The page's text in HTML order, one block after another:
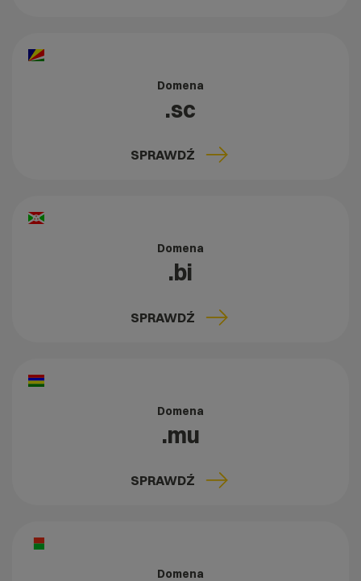
Domena
.sc
SPRAWDŹ
Domena
.bi
SPRAWDŹ
Domena
.mu
SPRAWDŹ
Domena